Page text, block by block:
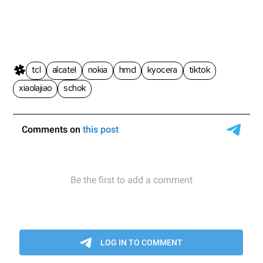
tcl alcatel nokia hmd kyocera
tiktok
xiaolajiao
schok